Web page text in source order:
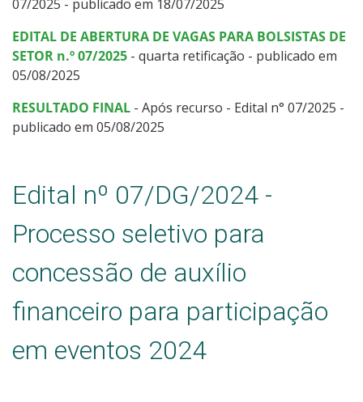
07/2025 - publicado em 18/07/2025
EDITAL DE ABERTURA DE VAGAS PARA BOLSISTAS DE
SETOR n.º 07/2025 - quarta retificação - publicado em
05/08/2025
RESULTADO FINAL - Após recurso - Edital n° 07/2025 -
publicado em 05/08/2025
Edital nº 07/DG/2024 -
Processo seletivo para
concessão de auxílio
financeiro para participação
em eventos 2024